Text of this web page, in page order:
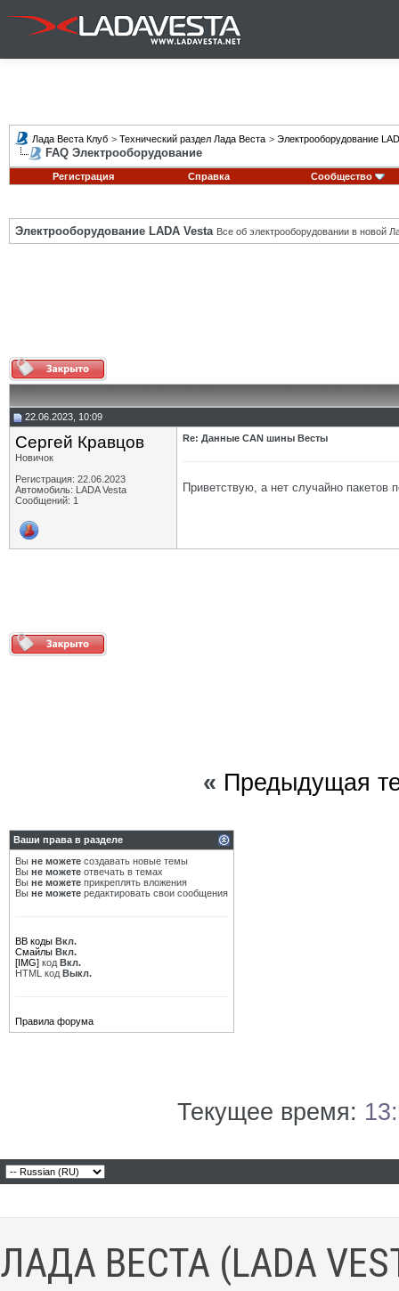
Лада Веста Клуб > Технический раздел Лада Веста > Электрооборудование
FAQ Электрооборудование
Регистрация Справка Сообщество
Электрооборудование LADA Vesta Все об электрооборудовании в новой
22.06.2023, 10:09
Сергей Кравцов
Новичок
Регистрация: 22.06.2023
Автомобиль: LADA Vesta
Сообщений: 1
Re: Данные CAN шины Весты
Приветствую, а нет случайно пакетов
« Предыдущая
Ваши права в разделе
Вы не можете создавать новые темы
Вы не можете отвечать в темах
Вы не можете прикреплять вложения
Вы не можете редактировать свои сообщения
BB коды Вкл.
Смайлы Вкл.
[IMG] код Вкл.
HTML код Выкл.
Правила форума
Текущее время:
ЛАДА ВЕСТА (LADA